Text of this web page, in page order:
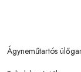
Ágyneműtartós